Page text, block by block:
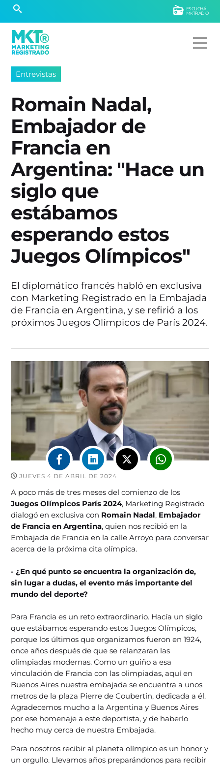
ESCUCHÁ
MKTRADIO
Entrevistas
Romain Nadal,
Embajador de
Francia en
Argentina: "Hace un
siglo que
estábamos
esperando estos
Juegos Olímpicos"
El diplomático francés habló en exclusiva
con Marketing Registrado en la Embajada
de Francia en Argentina, y se refirió a los
próximos Juegos Olímpicos de París 2024.
JUEVES 4 DE ABRIL DE 2024
A poco más de tres meses del comienzo de los
Juegos Olímpicos París 2024, Marketing Registrado
dialogó en exclusiva con Romain Nadal, Embajador
de Francia en Argentina, quien nos recibió en la
Embajada de Francia en la calle Arroyo para conversar
acerca de la próxima cita olímpica.
- ¿En qué punto se encuentra la organización de,
sin lugar a dudas, el evento más importante del
mundo del deporte?
Para Francia es un reto extraordinario. Hacía un siglo
que estábamos esperando estos Juegos Olímpicos,
porque los últimos que organizamos fueron en 1924,
once años después de que se relanzaran las
olimpiadas modernas. Como un guiño a esa
vinculación de Francia con las olimpiadas, aquí en
Buenos Aires nuestra embajada se encuentra a unos
metros de la plaza Pierre de Coubertin, dedicada a él.
Agradecemos mucho a la Argentina y Buenos Aires
por ese homenaje a este deportista, y de haberlo
hecho muy cerca de nuestra Embajada.
Para nosotros recibir al planeta olímpico es un honor y
un orgullo. Llevamos años preparándonos para recibir